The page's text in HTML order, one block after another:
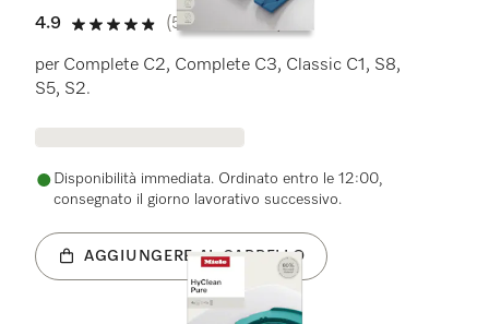
4.9
4.9 su 5 stelle
(51 Recensioni)
per Complete C2, Complete C3, Classic C1, S8,
S5, S2.
Disponibilità immediata. Ordinato entro le 12:00,
consegnato il giorno lavorativo successivo.
AGGIUNGERE AL CARRELLO